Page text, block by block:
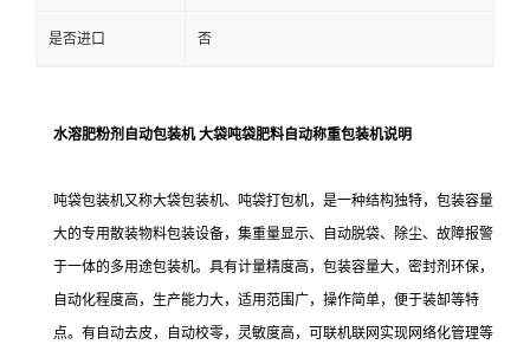
是否进口 否
水溶肥粉剂自动包装机 大袋吨袋肥料自动称重包装机说明
吨袋包装机又称大袋包装机、吨袋打包机，是一种结构独特，包装容量
大的专用散装物料包装设备，集重量显示、自动脱袋、除尘、故障报警
于一体的多用途包装机。具有计量精度高，包装容量大，密封剂环保，
自动化程度高，生产能力大，适用范围广，操作简单，便于装缷等特
点。有自动去皮，自动校零，灵敏度高，可联机联网实现网络化管理等